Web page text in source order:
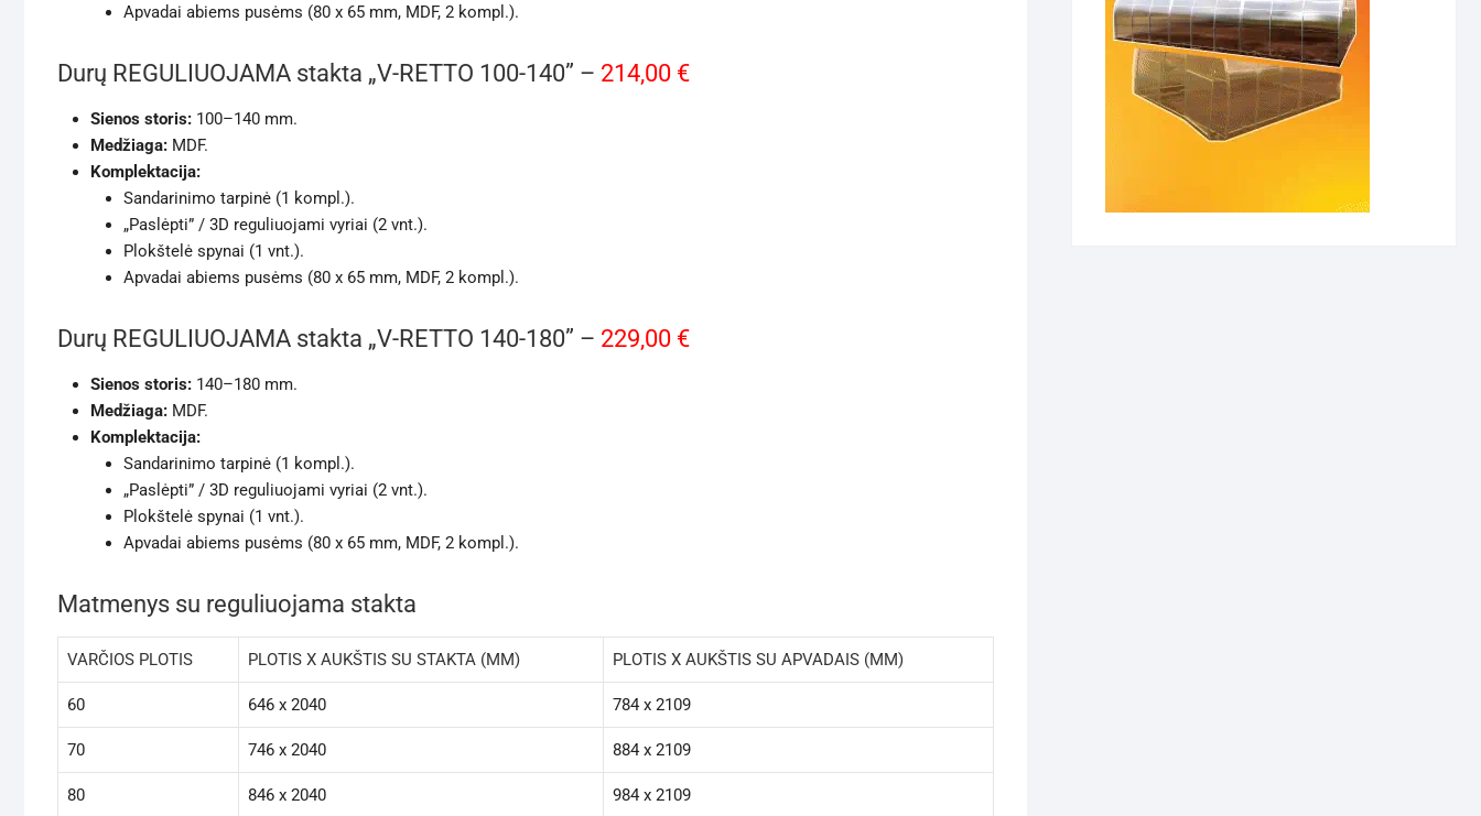
Apvadai abiems pusėms (80 x 65 mm, MDF, 2 kompl.).
Durų REGULIUOJAMA stakta „V-RETTO 100-140” – 214,00 €
Sienos storis: 100–140 mm.
Medžiaga: MDF.
Komplektacija:
Sandarinimo tarpinė (1 kompl.).
„Paslėpti” / 3D reguliuojami vyriai (2 vnt.).
Plokštelė spynai (1 vnt.).
Apvadai abiems pusėms (80 x 65 mm, MDF, 2 kompl.).
Durų REGULIUOJAMA stakta „V-RETTO 140-180” – 229,00 €
Sienos storis: 140–180 mm.
Medžiaga: MDF.
Komplektacija:
Sandarinimo tarpinė (1 kompl.).
„Paslėpti” / 3D reguliuojami vyriai (2 vnt.).
Plokštelė spynai (1 vnt.).
Apvadai abiems pusėms (80 x 65 mm, MDF, 2 kompl.).
Matmenys su reguliuojama stakta
VARČIOS PLOTIS PLOTIS X AUKŠTIS SU STAKTA (MM) PLOTIS X AUKŠTIS SU APVADAIS (MM)
60 646 x 2040 784 x 2109
70 746 x 2040 884 x 2109
80 846 x 2040 984 x 2109